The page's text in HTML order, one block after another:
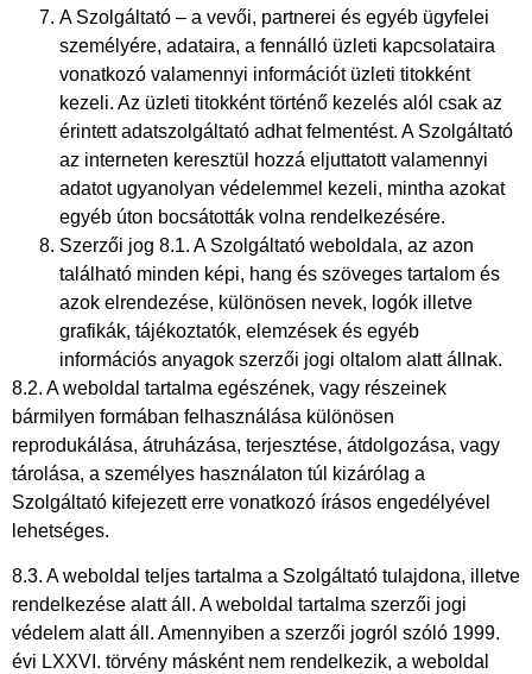
A Szolgáltató – a vevői, partnerei és egyéb ügyfelei
személyére, adataira, a fennálló üzleti kapcsolataira
vonatkozó valamennyi információt üzleti titokként
kezeli. Az üzleti titokként történő kezelés alól csak az
érintett adatszolgáltató adhat felmentést. A Szolgáltató
az interneten keresztül hozzá eljuttatott valamennyi
adatot ugyanolyan védelemmel kezeli, mintha azokat
egyéb úton bocsátották volna rendelkezésére.
Szerzői jog 8.1. A Szolgáltató weboldala, az azon
található minden képi, hang és szöveges tartalom és
azok elrendezése, különösen nevek, logók illetve
grafikák, tájékoztatók, elemzések és egyéb
információs anyagok szerzői jogi oltalom alatt állnak.
8.2. A weboldal tartalma egészének, vagy részeinek
bármilyen formában felhasználása különösen
reprodukálása, átruházása, terjesztése, átdolgozása, vagy
tárolása, a személyes használaton túl kizárólag a
Szolgáltató kifejezett erre vonatkozó írásos engedélyével
lehetséges.
8.3. A weboldal teljes tartalma a Szolgáltató tulajdona, illetve
rendelkezése alatt áll. A weboldal tartalma szerzői jogi
védelem alatt áll. Amennyiben a szerzői jogról szóló 1999.
évi LXXVI. törvény másként nem rendelkezik, a weboldal